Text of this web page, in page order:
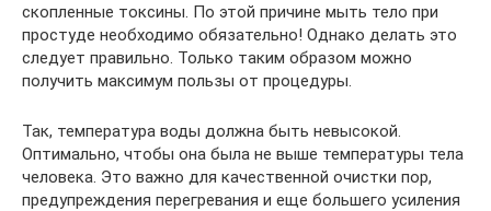
скопленные токсины. По этой причине мыть тело при
простуде необходимо обязательно! Однако делать это
следует правильно. Только таким образом можно
получить максимум пользы от процедуры.
Так, температура воды должна быть невысокой.
Оптимально, чтобы она была не выше температуры тела
человека. Это важно для качественной очистки пор,
предупреждения перегревания и еще большего усиления